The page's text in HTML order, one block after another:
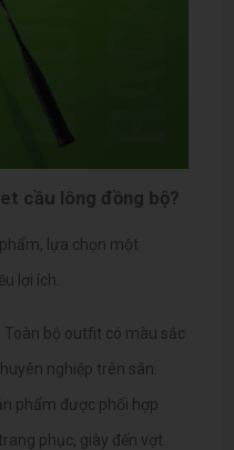
cầu lông đồng bộ?
lựa chọn một
lợi ích.
Toàn bộ outfit có màu sắc
nghiệp trên sân.
phẩm được phối hợp
phục, giày đến vợt.